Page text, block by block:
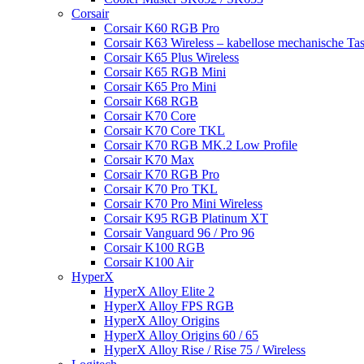
Corsair
Corsair K60 RGB Pro
Corsair K63 Wireless – kabellose mechanische
Corsair K65 Plus Wireless
Corsair K65 RGB Mini
Corsair K65 Pro Mini
Corsair K68 RGB
Corsair K70 Core
Corsair K70 Core TKL
Corsair K70 RGB MK.2 Low Profile
Corsair K70 Max
Corsair K70 RGB Pro
Corsair K70 Pro TKL
Corsair K70 Pro Mini Wireless
Corsair K95 RGB Platinum XT
Corsair Vanguard 96 / Pro 96
Corsair K100 RGB
Corsair K100 Air
HyperX
HyperX Alloy Elite 2
HyperX Alloy FPS RGB
HyperX Alloy Origins
HyperX Alloy Origins 60 / 65
HyperX Alloy Rise / Rise 75 / Wireless